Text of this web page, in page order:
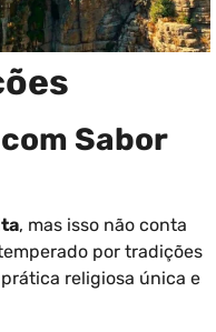
Sabor
, mas isso não conta
por tradições
religiosa única e